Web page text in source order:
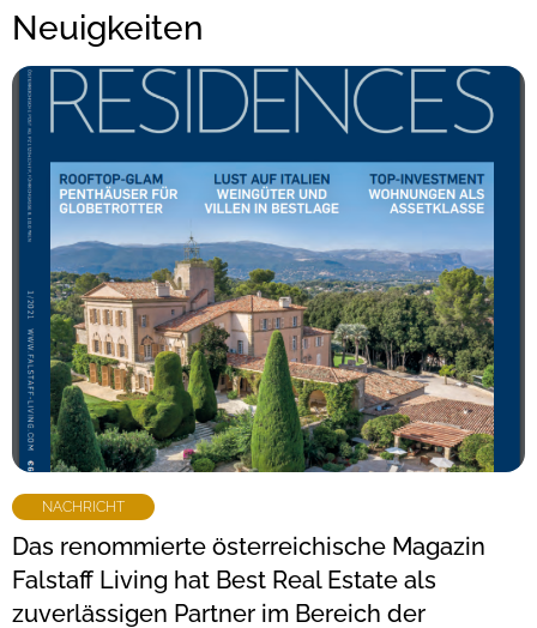
Neuigkeiten
NACHRICHT
Das renommierte österreichische Magazin
Falstaff Living hat Best Real Estate als
zuverlässigen Partner im Bereich der